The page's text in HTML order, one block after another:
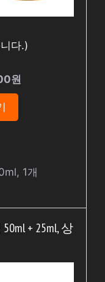
다.)
원
1개
+ 25ml, 상